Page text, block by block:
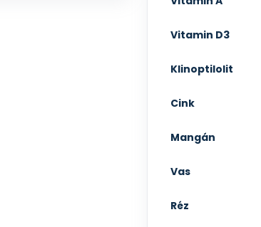
Vitamin D3
Klinoptilolit
Cink
Mangán
Vas
Réz